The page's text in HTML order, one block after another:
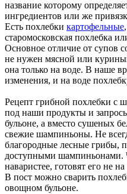
название которому
ингредиентов или же
Есть похлебки картофельные
старомосковская похлебка
Основное отличие от супов
не нужен мясной или
она только на воде. В наше
изменения, и на воде
Рецепт грибной похлебки с
под наши продукты и
бульоне, а вместо сушеных
свежие шампиньоны. Не
благородные лесные грибы,
доступными шампиньонами.
наваристее, готовят его не
В пост можно сварить
овощном бульоне.